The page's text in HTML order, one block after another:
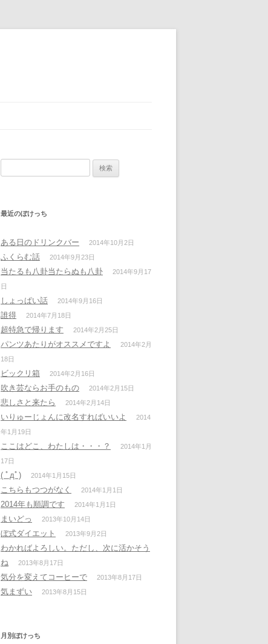
最近のぼけっち
ある日のドリンクバー 2014年10月2日
ふくらむ話 2014年9月23日
当たるも八卦当たらぬも八卦
2014年9月17
日
しょっぱい話 2014年9月16日
誰得 2014年7月18日
超特急で帰ります 2014年2月25日
パンツあたりがオススメですよ
2014年2月
18日
ビックリ箱 2014年2月16日
吹き芸ならお手のもの 2014年2月15日
悲しさと来たら 2014年2月14日
いりゅーじょんに改名すればいいよ
2014
年1月19日
ここはどこ、わたしは・・・？
2014年1月
17日
( ﾟдﾟ) 2014年1月15日
こちらもつつがなく 2014年1月1日
2014年も順調です 2014年1月1日
まいどっ 2013年10月14日
ぼ式ダイエット 2013年9月2日
わかればよろしい。ただし、次に活かそう
ね
2013年8月17日
気分を変えてコーヒーで 2013年8月17日
気まずい 2013年8月15日
月別ぼけっち